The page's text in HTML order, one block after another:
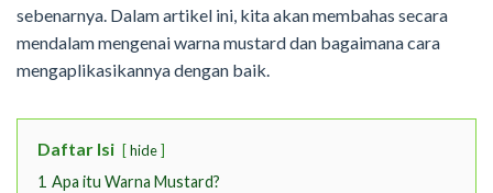
sebenarnya. Dalam artikel ini, kita akan membahas secara
mendalam mengenai warna mustard dan bagaimana cara
mengaplikasikannya dengan baik.
Daftar Isi hide
1 Apa itu Warna Mustard?